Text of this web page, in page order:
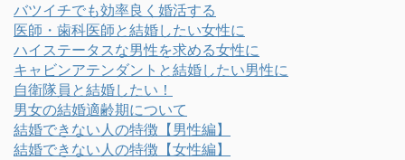
バツイチでも効率良く婚活する
医師・歯科医師と結婚したい女性に
ハイステータスな男性を求める女性に
キャビンアテンダントと結婚したい男性に
自衛隊員と結婚したい！
男女の結婚適齢期について
結婚できない人の特徴【男性編】
結婚できない人の特徴【女性編】